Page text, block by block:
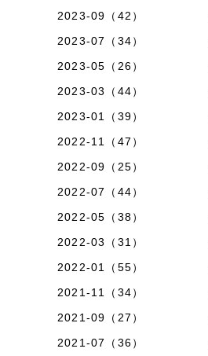
2023-09（42）
2023-07（34）
2023-05（26）
2023-03（44）
2023-01（39）
2022-11（47）
2022-09（25）
2022-07（44）
2022-05（38）
2022-03（31）
2022-01（55）
2021-11（34）
2021-09（27）
2021-07（36）